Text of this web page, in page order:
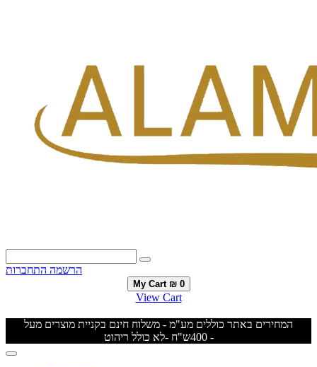
הרשמה התחברות
My Cart ₪ 0
View Cart
המחירים באתר כוללים מע"מ - משלוח חינם בקניית מוצרים מעל
400ש"ח -לא כולל ריהוט -